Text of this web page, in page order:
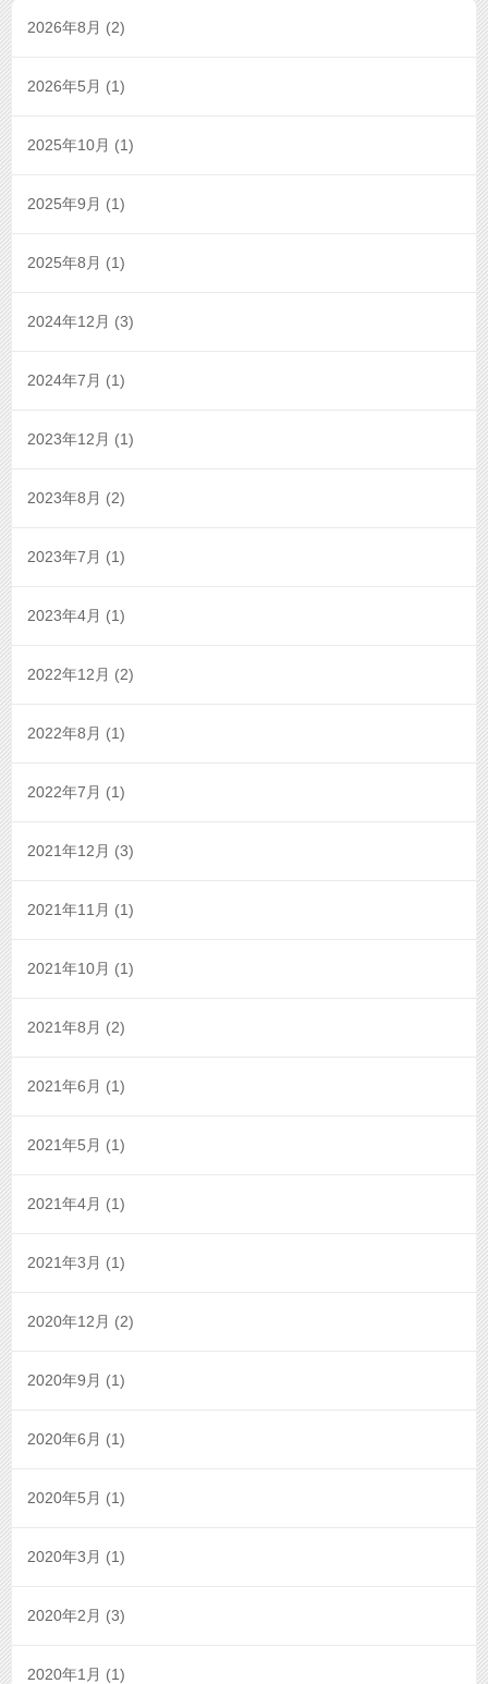
2026年8月 (2)
2026年5月 (1)
2025年10月 (1)
2025年9月 (1)
2025年8月 (1)
2024年12月 (3)
2024年7月 (1)
2023年12月 (1)
2023年8月 (2)
2023年7月 (1)
2023年4月 (1)
2022年12月 (2)
2022年8月 (1)
2022年7月 (1)
2021年12月 (3)
2021年11月 (1)
2021年10月 (1)
2021年8月 (2)
2021年6月 (1)
2021年5月 (1)
2021年4月 (1)
2021年3月 (1)
2020年12月 (2)
2020年9月 (1)
2020年6月 (1)
2020年5月 (1)
2020年3月 (1)
2020年2月 (3)
2020年1月 (1)